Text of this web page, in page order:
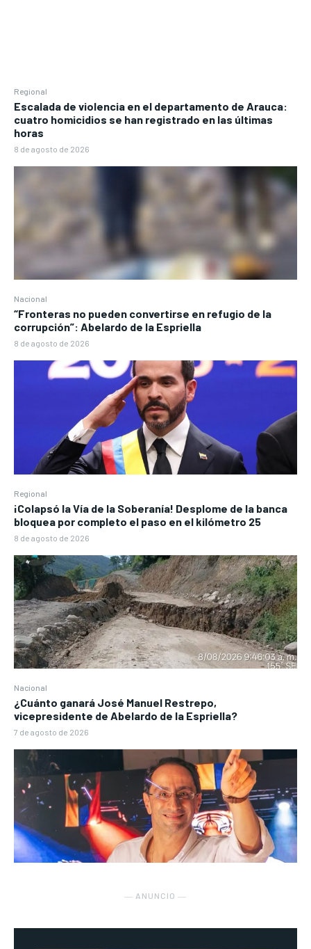
Regional
Escalada de violencia en el departamento de Arauca:
cuatro homicidios se han registrado en las últimas
horas
8 de agosto de 2026
Nacional
“Fronteras no pueden convertirse en refugio de la
corrupción”: Abelardo de la Espriella
8 de agosto de 2026
Regional
¡Colapsó la Vía de la Soberanía! Desplome de la banca
bloquea por completo el paso en el kilómetro 25
8 de agosto de 2026
Nacional
¿Cuánto ganará José Manuel Restrepo,
vicepresidente de Abelardo de la Espriella?
7 de agosto de 2026
― ANUNCIO ―